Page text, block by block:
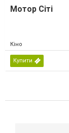
Мотор Сіті
Кіно
Купити